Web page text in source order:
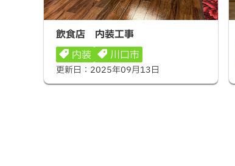
飲食店 内装工事
飲食店 内装工事
内装
川口市
更新日： 2025年09月13日